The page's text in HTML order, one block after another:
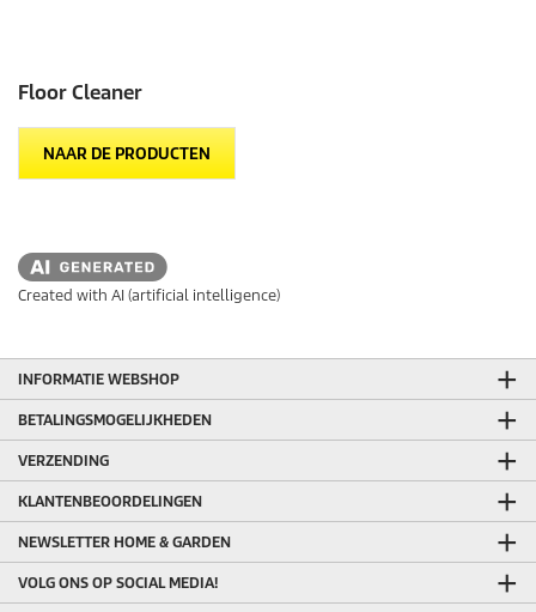
Floor Cleaner
NAAR DE PRODUCTEN
Created with AI (artificial intelligence)
INFORMATIE WEBSHOP
BETALINGSMOGELIJKHEDEN
VERZENDING
KLANTENBEOORDELINGEN
NEWSLETTER HOME & GARDEN
VOLG ONS OP SOCIAL MEDIA!